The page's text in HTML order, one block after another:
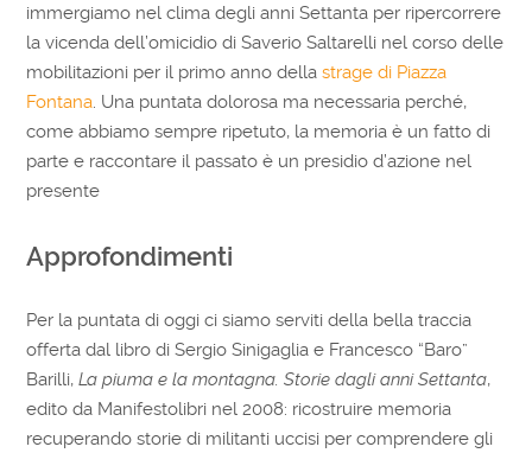
immergiamo nel clima degli anni Settanta per ripercorrere
la vicenda dell’omicidio di Saverio Saltarelli nel corso delle
mobilitazioni per il primo anno dellastrage di Piazza
Fontana. Una puntata dolorosa ma necessaria perché,
come abbiamo sempre ripetuto, la memoria è un fatto di
parte e raccontare il passato è un presidio d’azione nel
presente
Approfondimenti
Per la puntata di oggi ci siamo serviti della bella traccia
offerta dal libro di Sergio Sinigaglia e Francesco “Baro”
Barilli,La piuma e la montagna. Storie dagli anni Settanta,
edito da Manifestolibri nel 2008: ricostruire memoria
recuperando storie di militanti uccisi per comprendere gli